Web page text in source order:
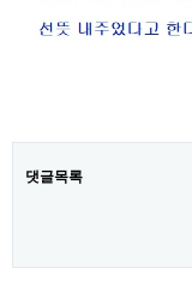
댓글목록